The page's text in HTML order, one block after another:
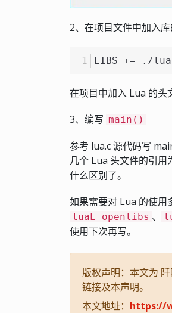
2、在项目文件中加入
LIBS += ./
在项目中加入 Lua 的头
3、编写 main()
参考 lua.c 源代码写
几个 Lua 头文件的引用
什么区别了。
如果需要对 Lua 的使用
luaL_openlibs 、
使用下次再写。
版权声明：本文为
链接及本声明。
本文地址： https://